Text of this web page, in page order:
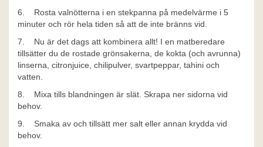
6. Rosta valnötterna i en stekpanna på medelvärme i 5
minuter och rör hela tiden så att de inte bränns vid.
7. Nu är det dags att kombinera allt! I en matberedare
tillsätter du de rostade grönsakerna, de kokta (och avrunna)
linserna, citronjuice, chilipulver, svartpeppar, tahini och
vatten.
8. Mixa tills blandningen är slät. Skrapa ner sidorna vid
behov.
9. Smaka av och tillsätt mer salt eller annan krydda vid
behov.